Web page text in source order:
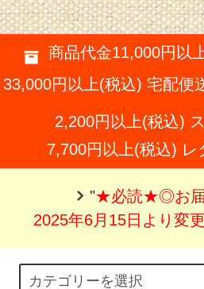
商品代金11,000円以
33,000円以上(税込) 宅配便
2,200円以上(税込)
7,700円以上(税込) レ
"★必読★◎お届
2025年6月15日より変